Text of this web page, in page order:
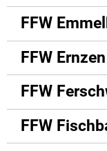
FFW
FFW Ernzen
FFW
FFW